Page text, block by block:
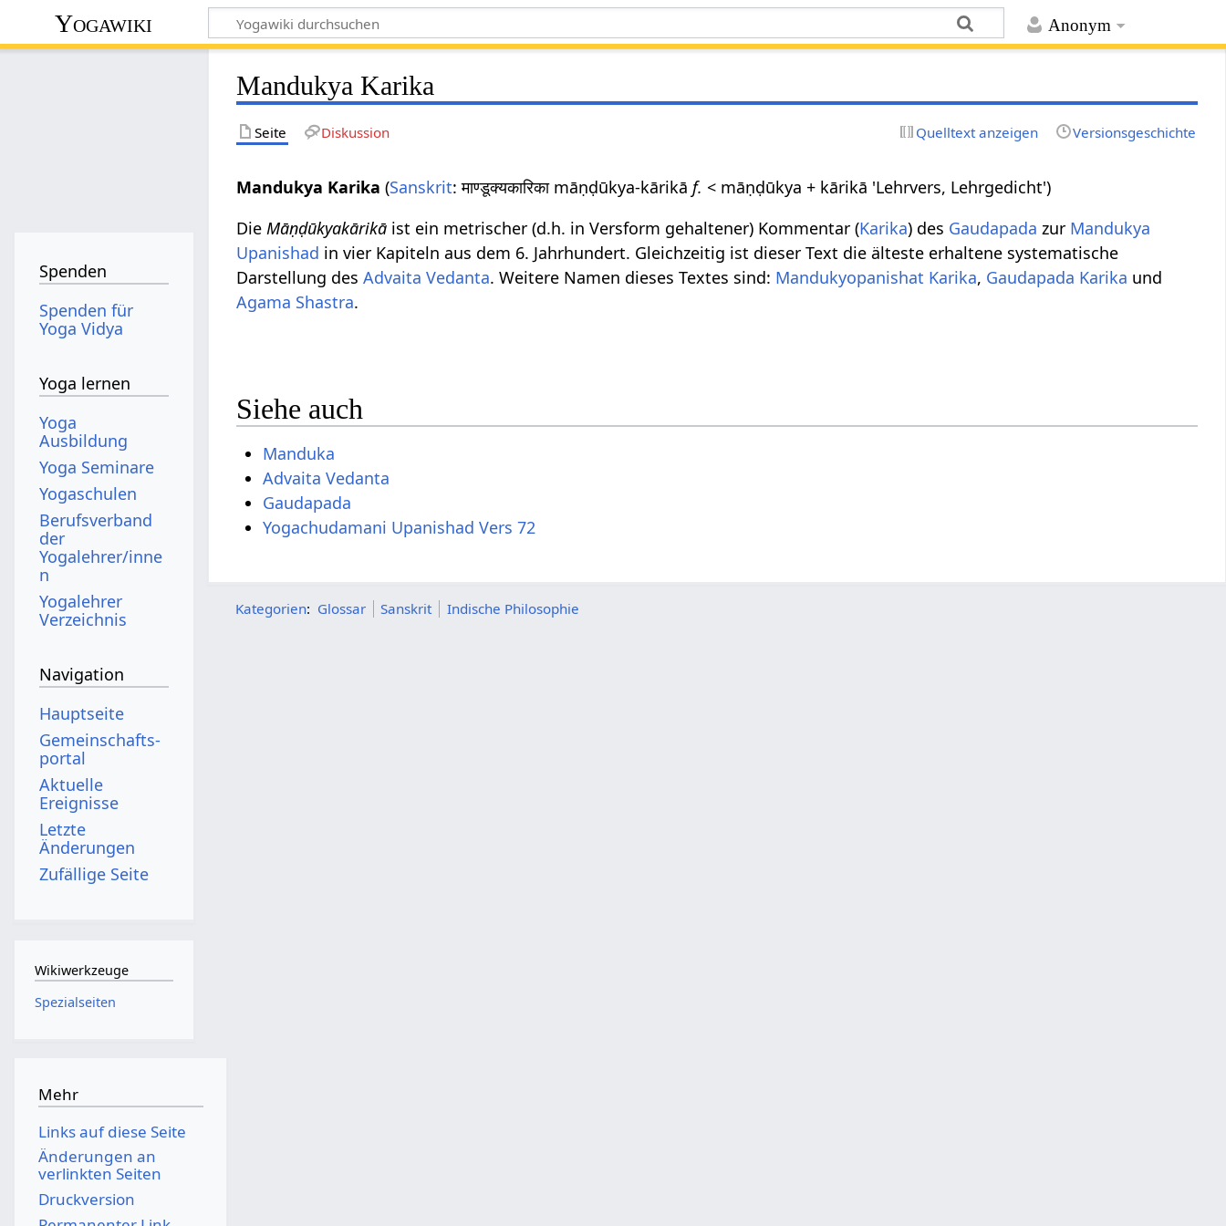
Anonym
Yogawiki
Mandukya Karika
Seite Diskussion Quelltext anzeigen Versionsgeschichte
Mandukya Karika (Sanskrit: माण्डूक्यकारिका māṇḍūkya-kārikā f. < māṇḍūkya + kārikā 'Lehrvers, Lehrgedicht')
Die Māṇḍūkyakārikā ist ein metrischer (d.h. in Versform gehaltener) Kommentar (Karika) des Gaudapada zur Mandukya
Upanishad in vier Kapiteln aus dem 6. Jahrhundert. Gleichzeitig ist dieser Text die älteste erhaltene systematische
Darstellung desAdvaita Vedanta. Weitere Namen dieses Textes sind: Mandukyopanishat Karika, Gaudapada Karika und
Agama Shastra.
Siehe auch
Manduka
Advaita Vedanta
Gaudapada
Yogachudamani Upanishad Vers 72
Kategorien: Glossar Sanskrit Indische Philosophie
Spenden
Spenden für
Yoga Vidya
Yoga lernen
Yoga
Ausbildung
Yoga Seminare
Yogaschulen
Berufsverband
der
Yogalehrer/inne
n
Yogalehrer
Verzeichnis
Navigation
Hauptseite
Gemeinschafts­
portal
Aktuelle
Ereignisse
Letzte
Änderungen
Zufällige Seite
Wikiwerkzeuge
Spezialseiten
Mehr
Links auf diese Seite
Änderungen an
verlinkten Seiten
Druckversion